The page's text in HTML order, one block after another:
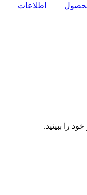
اطلاعات
را ببینید.